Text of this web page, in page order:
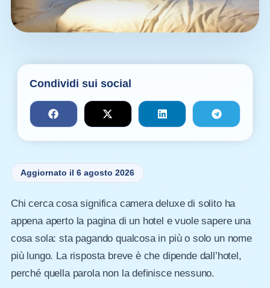
Condividi sui social
Aggiornato il 6 agosto 2026
Chi cerca cosa significa camera deluxe di solito ha
appena aperto la pagina di un hotel e vuole sapere una
cosa sola: sta pagando qualcosa in più o solo un nome
più lungo. La risposta breve è che dipende dall’hotel,
perché quella parola non la definisce nessuno.